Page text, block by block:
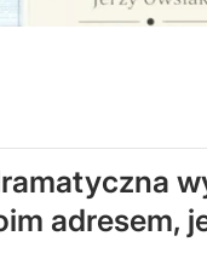
adresem,